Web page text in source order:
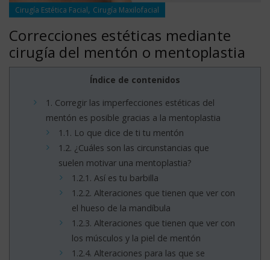
Cirugía Estética Facial, Cirugía Maxilofacial
Correcciones estéticas mediante
cirugía del mentón o mentoplastia
Índice de contenidos
1. Corregir las imperfecciones estéticas del
mentón es posible gracias a la mentoplastia
1.1. Lo que dice de ti tu mentón
1.2. ¿Cuáles son las circunstancias que
suelen motivar una mentoplastia?
1.2.1. Así es tu barbilla
1.2.2. Alteraciones que tienen que ver con
el hueso de la mandíbula
1.2.3. Alteraciones que tienen que ver con
los músculos y la piel de mentón
1.2.4. Alteraciones para las que se